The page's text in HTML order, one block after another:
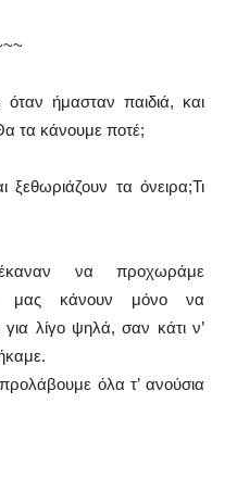
ήμασταν παιδιά, και
τα κάνουμε ποτέ;
ξεθωριάζουν τα όνειρα;Τι
να προχωράμε
μας κάνουν μόνο να
λίγο ψηλά, σαν κάτι ν’
όλα τ’ ανούσια